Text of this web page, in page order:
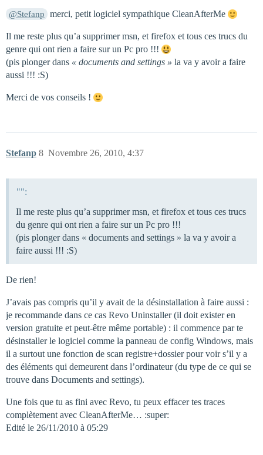
@Stefanp merci, petit logiciel sympathique CleanAfterMe
Il me reste plus qu’a supprimer msn, et firefox et tous ces trucs du
genre qui ont rien a faire sur un Pc pro !!!
(pis plonger dans « documents and settings » la va y avoir a faire
aussi !!! :S)
Merci de vos conseils !
Stefanp Novembre 26, 2010, 4:37
8
"":
Il me reste plus qu’a supprimer msn, et firefox et tous ces trucs
du genre qui ont rien a faire sur un Pc pro !!!
(pis plonger dans « documents and settings » la va y avoir a
faire aussi !!! :S)
De rien!
J’avais pas compris qu’il y avait de la désinstallation à faire aussi :
je recommande dans ce cas Revo Uninstaller (il doit exister en
version gratuite et peut-être même portable) : il commence par te
désinstaller le logiciel comme la panneau de config Windows, mais
il a surtout une fonction de scan registre+dossier pour voir s’il y a
des éléments qui demeurent dans l’ordinateur (du type de ce qui se
trouve dans Documents and settings).
Une fois que tu as fini avec Revo, tu peux effacer tes traces
complètement avec CleanAfterMe… :super:
Edité le 26/11/2010 à 05:29